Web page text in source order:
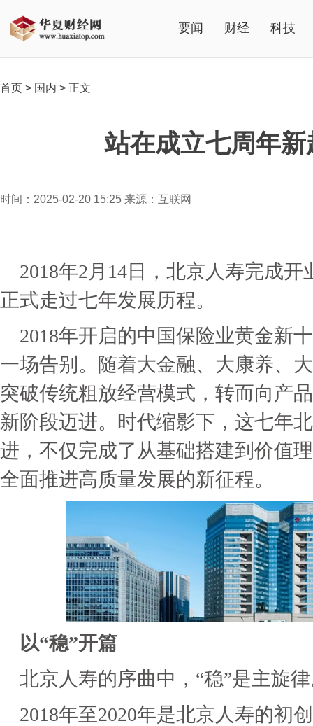
要闻 财经 科技
首页 > 国内 > 正文
站在成立七周年
时间：2025-02-20 15:25 来源：互联网
2018年2月14日，北京人寿完成
正式走过七年发展历程。
2018年开启的中国保险业黄金新
一场告别。随着大金融、大康养、
突破传统粗放经营模式，转而向产
新阶段迈进。时代缩影下，这七年
进，不仅完成了从基础搭建到价值
全面推进高质量发展的新征程。
以“稳”开篇
北京人寿的序曲中，“稳”是主旋
2018年至2020年是北京人寿的初